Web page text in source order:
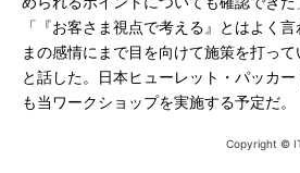
「『お客さま視点で考える』とはよく
まの感情にまで目を向けて施策を打って
と話した。日本ヒューレット・パッカ
も当ワークショップを実施する予定だ。
Copyright ©